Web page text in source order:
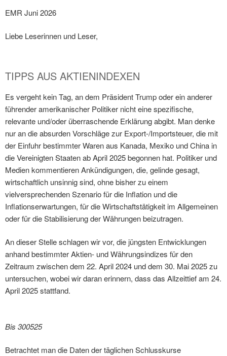
EMR Juni 2026
Liebe Leserinnen und Leser,
TIPPS AUS AKTIENINDEXEN
Es vergeht kein Tag, an dem Präsident Trump oder ein anderer
führender amerikanischer Politiker nicht eine spezifische,
relevante und/oder überraschende Erklärung abgibt. Man denke
nur an die absurden Vorschläge zur Export-/Importsteuer, die mit
der Einfuhr bestimmter Waren aus Kanada, Mexiko und China in
die Vereinigten Staaten ab April 2025 begonnen hat. Politiker und
Medien kommentieren Ankündigungen, die, gelinde gesagt,
wirtschaftlich unsinnig sind, ohne bisher zu einem
vielversprechenden Szenario für die Inflation und die
Inflationserwartungen, für die Wirtschaftstätigkeit im Allgemeinen
oder für die Stabilisierung der Währungen beizutragen.
An dieser Stelle schlagen wir vor, die jüngsten Entwicklungen
anhand bestimmter Aktien- und Währungsindizes für den
Zeitraum zwischen dem 22. April 2024 und dem 30. Mai 2025 zu
untersuchen, wobei wir daran erinnern, dass das Allzeittief am 24.
April 2025 stattfand.
Bis 300525
Betrachtet man die Daten der täglichen Schlusskurse